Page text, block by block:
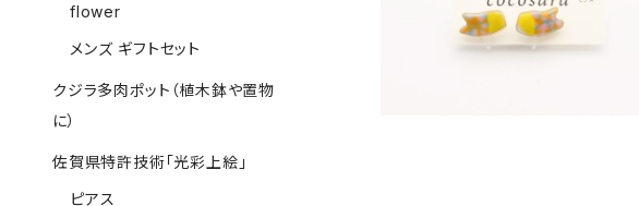
（陶器）ノンホールピアス
¥1,300
flower
メンズ ギフトセット
クジラ多肉ポット（植木鉢や置物
に）
佐賀県特許技術「光彩上絵」
ピアス